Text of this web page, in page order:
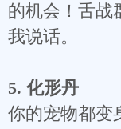
的机会！舌战
我说话。
5. 化形丹
你的宠物都变